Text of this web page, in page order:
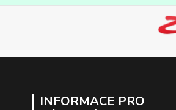
INFORMACE PRO